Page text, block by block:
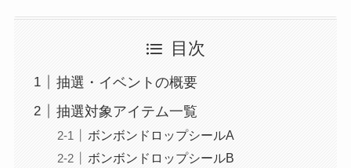
目次
抽選・イベントの概要
抽選対象アイテム一覧
ボンボンドロップシールA
ボンボンドロップシールB